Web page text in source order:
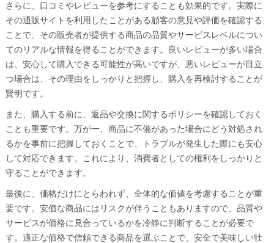
さらに、口コミやレビューを参考にすることも効果的です。実際に
その通販サイトを利用したことがある顧客の意見や評価を確認する
ことで、その販売者が提供する商品の品質やサービスレベルについ
てのリアルな情報を得ることができます。良いレビューが多い場合
は、安心して購入できる可能性が高いですが、悪いレビューが目立
つ場合は、その理由をしっかりと把握し、購入を再検討することが
賢明です。
また、購入する前に、返品や交換に関するポリシーを確認しておく
ことも重要です。万が一、商品に不備があった場合にどう対処され
るかを事前に把握しておくことで、トラブルが発生した際にも安心
して対応できます。これにより、消費者としての権利をしっかりと
守ることができます。
最後に、価格だけにとらわれず、全体的な価値を考慮することが重
要です。安価な商品にはリスクが伴うこともありますので、品質や
サービスが価格に見合っているかを冷静に判断することが必要で
す。適正な価格で信頼できる商品を選ぶことで、安全で美味しい牡